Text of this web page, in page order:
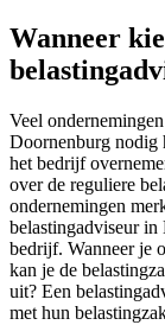
Wanneer
Veel
Doornenburg nodig
het bedrijf
over de reguliere
ondernemingen
belastingadviseur
bedrijf. Wanneer je
kan je de
uit? Een
met hun